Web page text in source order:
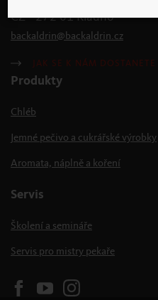
CZ - 272 01 Kladno
backaldrin@backaldrin. cz
JAK SE K NÁM DOSTANETE
Produkty
Chléb
Jemné pečivo a cukrářské výrobky
Aromata, náplně a koření
Servis
Školení a semináře
Servis pro mistry pekaře